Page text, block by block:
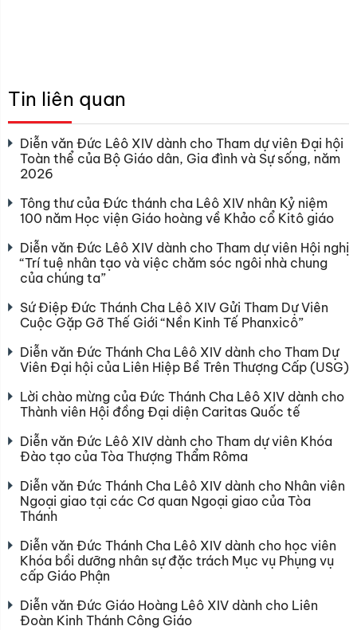
Tin liên quan
Diễn văn Đức Lêô XIV dành cho Tham dự viên Đại hội
Toàn thể của Bộ Giáo dân, Gia đình và Sự sống, năm
2026
Tông thư của Đức thánh cha Lêô XIV nhân Kỷ niệm
100 năm Học viện Giáo hoàng về Khảo cổ Kitô giáo
Diễn văn Đức Lêô XIV dành cho Tham dự viên Hội nghị
“Trí tuệ nhân tạo và việc chăm sóc ngôi nhà chung
của chúng ta”
Sứ Điệp Đức Thánh Cha Lêô XIV Gửi Tham Dự Viên
Cuộc Gặp Gỡ Thế Giới “Nền Kinh Tế Phanxicô”
Diễn văn Đức Thánh Cha Lêô XIV dành cho Tham Dự
Viên Đại hội của Liên Hiệp Bề Trên Thượng Cấp (USG)
Lời chào mừng của Đức Thánh Cha Lêô XIV dành cho
Thành viên Hội đồng Đại diện Caritas Quốc tế
Diễn văn Đức Lêô XIV dành cho Tham dự viên Khóa
Đào tạo của Tòa Thượng Thẩm Rôma
Diễn văn Đức Thánh Cha Lêô XIV dành cho Nhân viên
Ngoại giao tại các Cơ quan Ngoại giao của Tòa
Thánh
Diễn văn Đức Thánh Cha Lêô XIV dành cho học viên
Khóa bồi dưỡng nhân sự đặc trách Mục vụ Phụng vụ
cấp Giáo Phận
Diễn văn Đức Giáo Hoàng Lêô XIV dành cho Liên
Đoàn Kinh Thánh Công Giáo